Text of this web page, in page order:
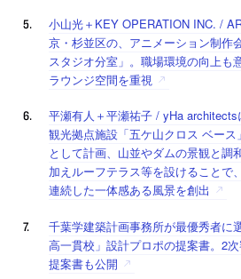
小山光＋KEY OPERATION INC. /
京・杉並区の、アニメーション制作
スタジオ分室」。職場環境の向上も
ラウンジ空間を重視
平瀬有人＋平瀬祐子 / yHa
観光拠点施設「五ケ山クロス ベー
として計画、山並やダムの景観と調
加えルーフテラス等を設けることで
連続した一体感ある風景を創出
千葉学建築計画事務所が最優秀者に
高一貫校」設計プロポの提案書。2
提案書も公開